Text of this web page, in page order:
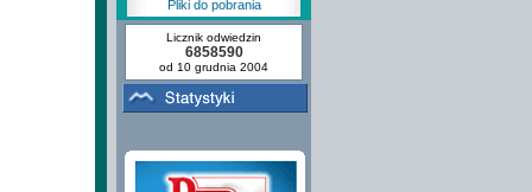
Pliki do pobrania
Licznik odwiedzin
6858590
od 10 grudnia 2004